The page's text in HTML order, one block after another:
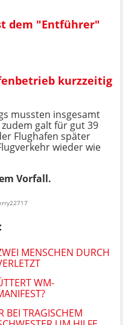
dem "Entführer"
kurzzeitig
mussten insgesamt
galt für gut 39
Flughafen später
wieder wie
Vorfall.
:
MENSCHEN DURCH
WM-G
BEI TRAGISCHEM